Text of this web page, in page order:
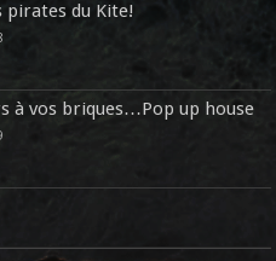
pirates du Kite!
à vos briques…Pop up house